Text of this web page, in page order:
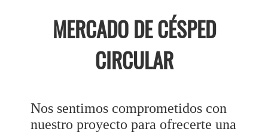
MERCADO DE CÉSPED
CIRCULAR
Nos sentimos comprometidos con
nuestro proyecto para ofrecerte una